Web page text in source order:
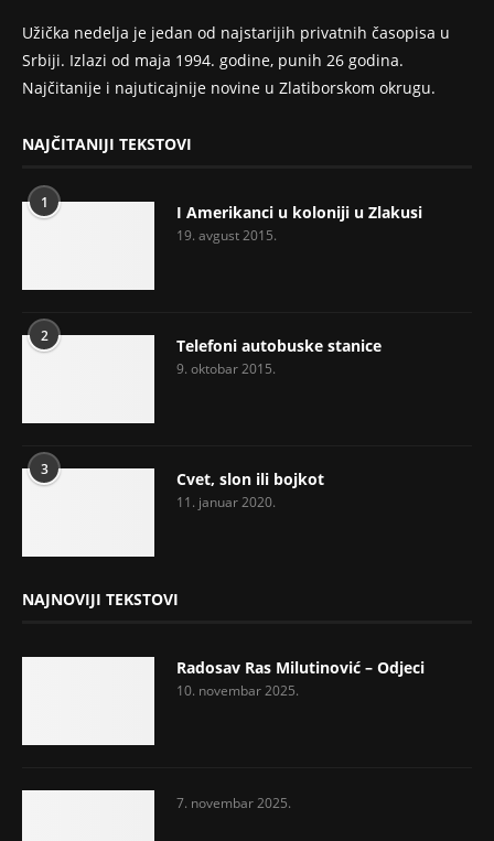
Užička nedelja je jedan od najstarijih privatnih časopisa u
Srbiji. Izlazi od maja 1994. godine, punih 26 godina.
Najčitanije i najuticajnije novine u Zlatiborskom okrugu.
NAJČITANIJI TEKSTOVI
1 I Amerikanci u koloniji u Zlakusi
19. avgust 2015.
2 Telefoni autobuske stanice
9. oktobar 2015.
3 Cvet, slon ili bojkot
11. januar 2020.
NAJNOVIJI TEKSTOVI
Radosav Ras Milutinović – Odjeci
10. novembar 2025.
7. novembar 2025.